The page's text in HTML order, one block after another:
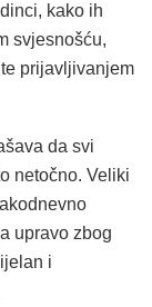
kako ih
svjesnošću,
prijavljivanjem
da svi
netočno. Veliki
upravo zbog
i